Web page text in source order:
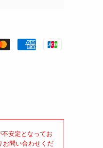
安定となってお
お問い合わせくだ